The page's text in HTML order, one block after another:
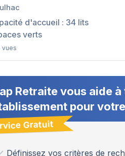
d'accueil : 34 lits
verts
vues
Retraite vous aide
pour
Gratuit
Définissez vos critères de